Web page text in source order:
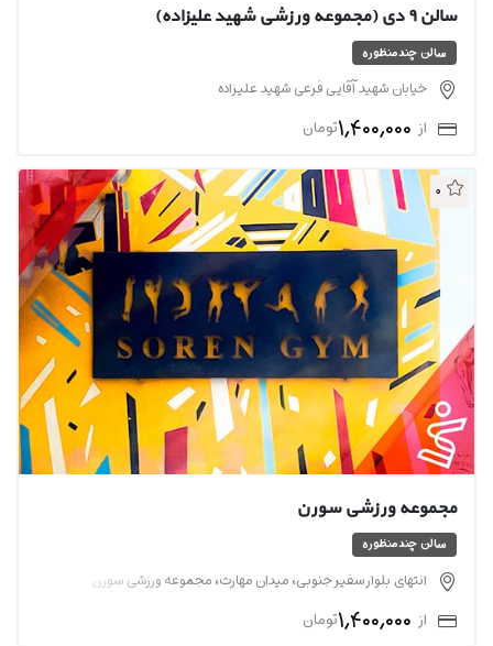
سالن ۹ دی (مجموعه ورزشی شهید علیزاده)
سالن چندمنظوره
خیابان شهید آقایی فرعی شهید علیزاده
از 1,400,000تومان
0
مجموعه ورزشی سورن
سالن چندمنظوره
انتهای بلوار سفیر جنوبی، میدان مهارت، مجموعه ورزشی سورن
از 1,400,000تومان